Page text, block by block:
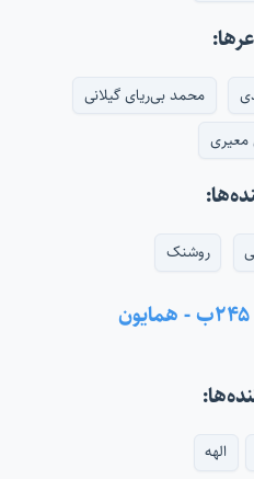
محمد بی‌ریای گیلانی
معیری
روشنک
الهه